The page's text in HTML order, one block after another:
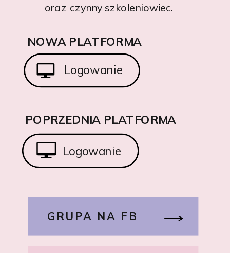
GRUPA NA FB
oraz czynny szkoleniowiec.
Logowanie
NOWA PLATFORMA
Logowanie
POPRZEDNIA PLATFORMA